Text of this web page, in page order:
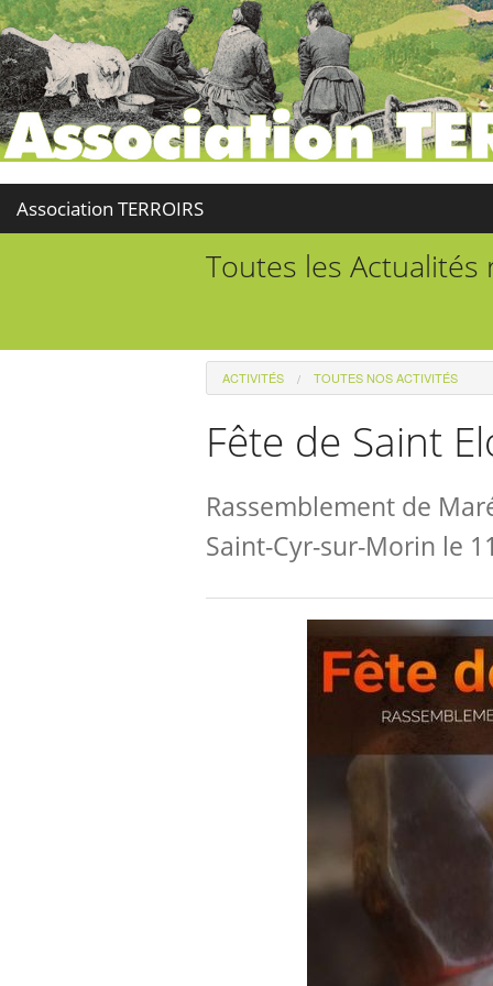
Association TERROIRS
Toutes les Actualités
ACTIVITÉS TOUTES NOS ACTIVITÉS
Fête de Saint
Rassemblement de
Saint-Cyr-sur-Morin le